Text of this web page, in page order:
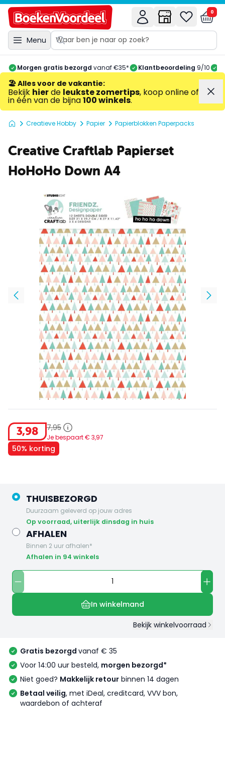
Menu
0
Morgen gratis bezorgd vanaf €35* Klantbeoordeling 9/10
🏖️ Alles voor de vakantie:
Bekijk hierde leukste zomertips, koop online of
in één van de bijna100 winkels.
Creatieve Hobby Papier Papierblokken Paperpacks
Creative Craftlab Papierset
HoHoHo Down A4
3,98 7,95
Je bespaart € 3,97
50% korting
THUISBEZORGD
Duurzaam geleverd op jouw adres
op voorraad, uiterlijk dinsdag in huis
AFHALEN
Binnen 2 uur afhalen*
Afhalen in 94 winkels
In winkelmand
Bekijk winkelvoorraad
Gratis bezorgd vanaf € 35
Voor 14:00 uur besteld, morgen bezorgd*
Niet goed? Makkelijk retour binnen 14 dagen
Betaal veilig, met iDeal, creditcard, VVV bon,
waardebon of achteraf